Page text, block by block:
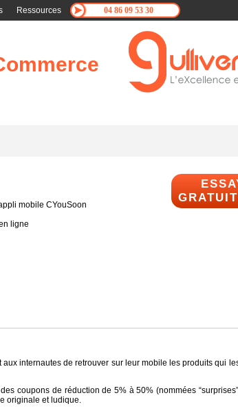
04 86 09 53 30
Ressources
mobile CYouSoon
ligne
internautes de retrouver sur leur mobile les produits qui
coupons de réduction de 5% à 50% (nommées
originale et ludique.